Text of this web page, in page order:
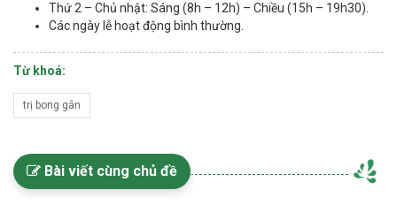
Thứ 2 – Chủ nhật: Sáng (8h – 12h) – Chiều (15h – 19h30).
Các ngày lễ hoạt động bình thường.
Từ khoá:
trị bong gân
Bài viết cùng chủ đề